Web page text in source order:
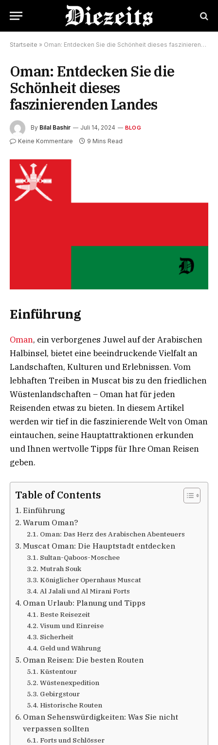
Startseite » Oman: Entdecken Sie die Schönheit dieses faszinierenden Landes
Oman: Entdecken Sie die
Schönheit dieses
faszinierenden Landes
By Bilal Bashir Juli 14, 2024 BLOG
Keine Kommentare 9 Mins Read
Einführung
Oman, ein verborgenes Juwel auf der Arabischen
Halbinsel, bietet eine beeindruckende Vielfalt an
Landschaften, Kulturen und Erlebnissen. Vom
lebhaften Treiben in Muscat bis zu den friedlichen
Wüstenlandschaften – Oman hat für jeden
Reisenden etwas zu bieten. In diesem Artikel
werden wir tief in die faszinierende Welt von Oman
eintauchen, seine Hauptattraktionen erkunden
und Ihnen wertvolle Tipps für Ihre Oman Reisen
geben.
Table of Contents
Einführung
Warum Oman?
Oman: Das Herz des Arabischen Abenteuers
Muscat Oman: Die Hauptstadt entdecken
Sultan-Qaboos-Moschee
Mutrah Souk
Königlicher Opernhaus Muscat
Al Jalali und Al Mirani Forts
Oman Urlaub: Planung und Tipps
Beste Reisezeit
Visum und Einreise
Sicherheit
Geld und Währung
Oman Reisen: Die besten Routen
Küstentour
Wüstenexpedition
Gebirgstour
Historische Routen
Oman Sehenswürdigkeiten: Was Sie nicht
verpassen sollten
Forts und Schlösser